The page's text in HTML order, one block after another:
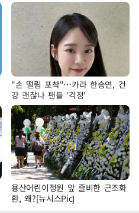
"손 떨림 포착"…카라 한승연, 건
강 괜찮나 팬들 '걱정'
용산어린이정원 앞 즐비한 근조화
환, 왜?[뉴시스Pic]